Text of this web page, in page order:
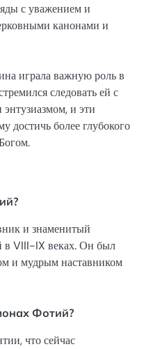
с уважением и
канонами и
играла важную роль в
следовать ей с
и эти
достичь более глубокого
и знаменитый
в VIII-IX веках. Он был
и мудрым наставником
Фотий?
что сейчас